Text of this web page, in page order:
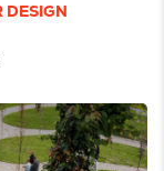
DESIGN